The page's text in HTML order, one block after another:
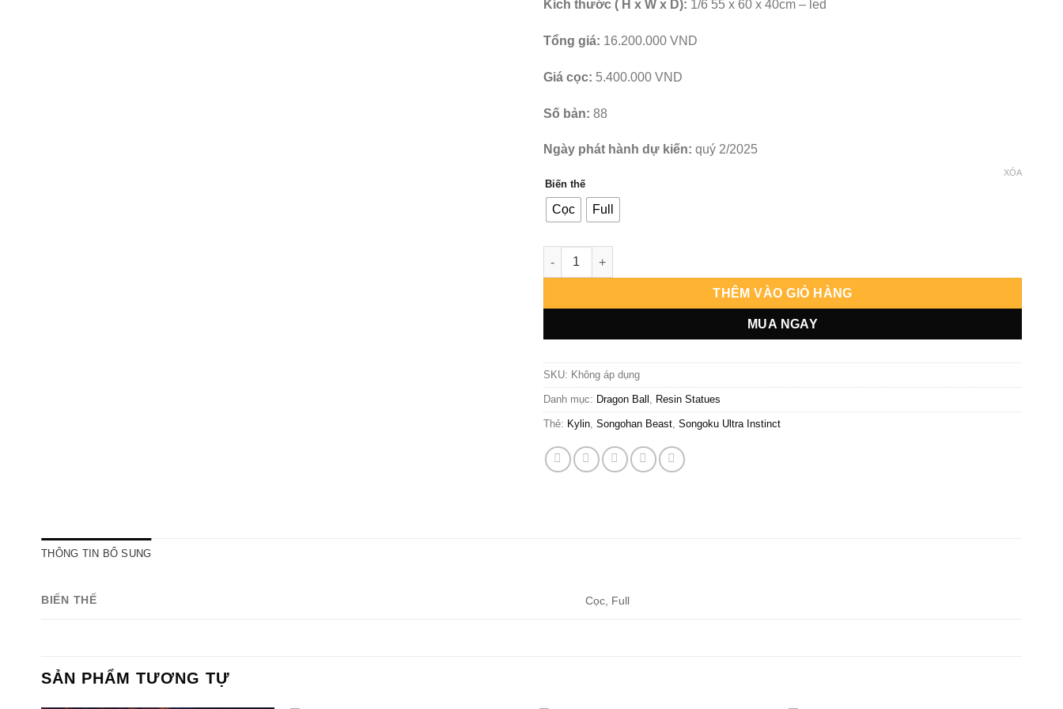
Kích thước ( H x W x D): 1/6 55 x 60 x 40cm – led
Tổng giá: 16.200.000 VND
Giá cọc: 5.400.000 VND
Số bản: 88
Ngày phát hành dự kiến: quý 2/2025
Biến thế
Cọc Full
XÓA
Dragon Ball Super - Songoku Ultra Instinct x Songohan Beast - Kylin số lượng
THÊM VÀO GIỎ HÀNG
MUA NGAY
SKU: Không áp dụng
Danh mục: Dragon Ball , Resin Statues
Thẻ: Kylin, Songohan Beast, Songoku Ultra Instinct
THÔNG TIN BỔ SUNG
BIẾN THẾ Cọc, Full
SẢN PHẨM TƯƠNG TỰ